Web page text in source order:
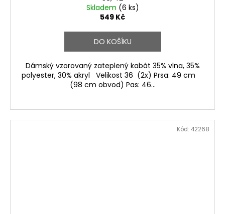
Skladem (6 ks)
549 Kč
DO KOŠÍKU
Dámský vzorovaný zateplený kabát 35% vlna, 35%
polyester, 30% akryl Velikost 36 (2x) Prsa: 49 cm
(98 cm obvod) Pas: 46...
Kód: 42268